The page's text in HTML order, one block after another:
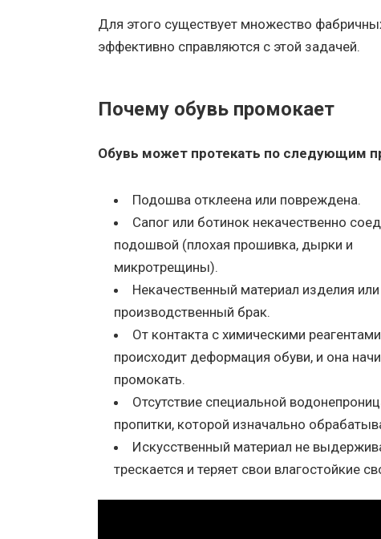
Для этого существует множество
эффективно справляются с этой задачей.
Почему обувь промокает
Обувь может протекать по следующим
Подошва отклеена или повреждена.
Сапог или ботинок некачественно
подошвой (плохая прошивка, дырки и
микротрещины).
Некачественный материал изделия или
производственный брак.
От контакта с химическими реагентами
происходит деформация обуви, и она
промокать.
Отсутствие специальной
пропитки, которой изначально
Искусственный материал не
трескается и теряет свои влагостойкие